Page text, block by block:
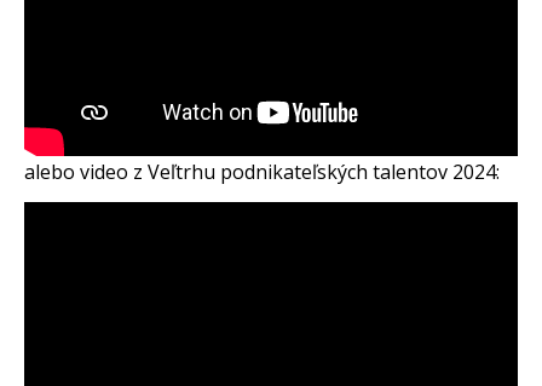
alebo video z Veľtrhu podnikateľských talentov 2024: